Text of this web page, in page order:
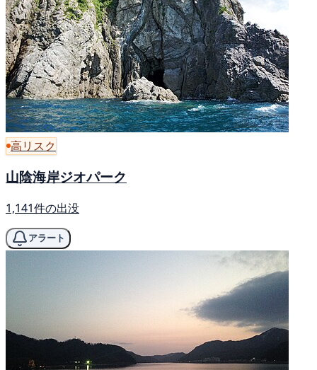
高リスク
山陰海岸ジオパーク
1,141件の出没
アラート